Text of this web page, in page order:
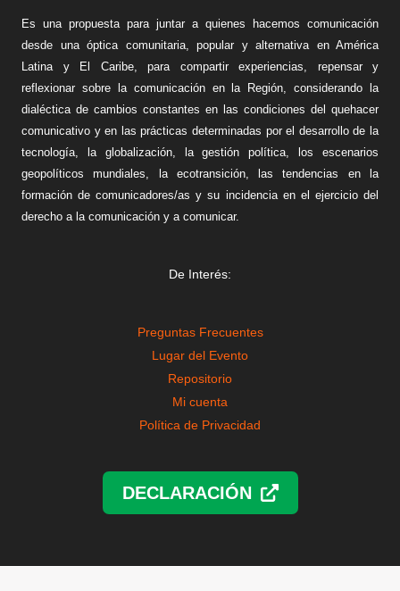
Es una propuesta para juntar a quienes hacemos comunicación
desde una óptica comunitaria, popular y alternativa en América
Latina y El Caribe, para compartir experiencias, repensar y
reflexionar sobre la comunicación en la Región, considerando la
dialéctica de cambios constantes en las condiciones del quehacer
comunicativo y en las prácticas determinadas por el desarrollo de la
tecnología, la globalización, la gestión política, los escenarios
geopolíticos mundiales, la ecotransición, las tendencias en la
formación de comunicadores/as y su incidencia en el ejercicio del
derecho a la comunicación y a comunicar.
De Interés:
Preguntas Frecuentes
Lugar del Evento
Repositorio
Mi cuenta
Política de Privacidad
DECLARACIÓN